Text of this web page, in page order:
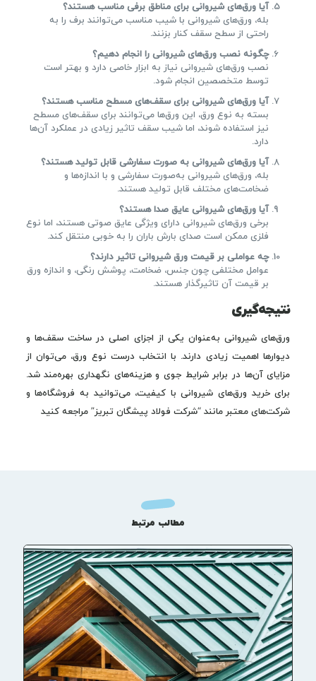
آیا ورق‌های شیروانی برای مناطق برفی مناسب هستند؟
بله، ورق‌های شیروانی با شیب مناسب می‌توانند برف را به
راحتی از سطح سقف کنار بزنند.
چگونه نصب ورق‌های شیروانی را انجام دهیم؟
نصب ورق‌های شیروانی نیاز به ابزار خاصی دارد و بهتر است
توسط متخصصین انجام شود.
آیا ورق‌های شیروانی برای سقف‌های مسطح مناسب هستند؟
بسته به نوع ورق، این ورق‌ها می‌توانند برای سقف‌های مسطح
نیز استفاده شوند، اما شیب سقف تاثیر زیادی در عملکرد آن‌ها
دارد.
آیا ورق‌های شیروانی به صورت سفارشی قابل تولید هستند؟
بله، ورق‌های شیروانی به‌صورت سفارشی و با اندازه‌ها و
ضخامت‌های مختلف قابل تولید هستند.
آیا ورق‌های شیروانی عایق صدا هستند؟
برخی ورق‌های شیروانی دارای ویژگی عایق صوتی هستند، اما نوع
فلزی ممکن است صدای بارش باران را به خوبی منتقل کند.
چه عواملی بر قیمت ورق شیروانی تاثیر دارند؟
عوامل مختلفی چون جنس، ضخامت، پوشش رنگی، و اندازه ورق
بر قیمت آن تاثیرگذار هستند.
نتیجه‌گیری
ورق‌های شیروانی به‌عنوان یکی از اجزای اصلی در ساخت سقف‌ها و
دیوارها اهمیت زیادی دارند. با انتخاب درست نوع ورق، می‌توان از
مزایای آن‌ها در برابر شرایط جوی و هزینه‌های نگهداری بهره‌مند شد.
برای خرید ورق‌های شیروانی با کیفیت، می‌توانید به فروشگاه‌ها و
شرکت‌های معتبر مانند “شرکت فولاد پیشگان تبریز” مراجعه کنید
مطالب مرتبط